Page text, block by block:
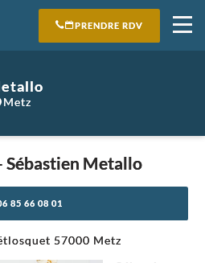
PRENDRE RDV
Metz
Sébastien Metallo
85 66 08 01
57000 Metz